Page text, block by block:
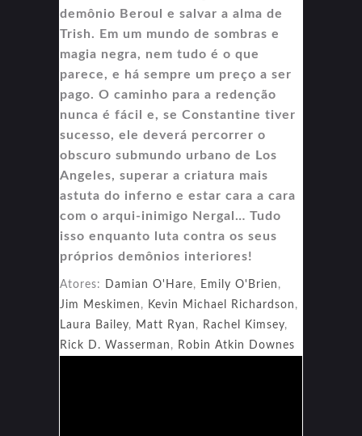
demônio Beroul e salvar a alma de
Trish. Em um mundo de sombras e
magia negra, nem tudo é o que
parece, e há sempre um preço a ser
pago. O caminho para a redenção
nunca é fácil e, se Constantine tiver
sucesso, ele deverá percorrer o
obscuro submundo urbano de Los
Angeles, superar a criatura mais
astuta do inferno e estar cara a cara
com o arqui-inimigo Nergal… Tudo
isso enquanto luta contra os seus
próprios demônios interiores!
Atores: Damian O'Hare, Emily O'Brien ,
Jim Meskimen , Kevin Michael Richardson ,
Laura Bailey, Matt Ryan , Rachel Kimsey,
Rick D. Wasserman , Robin Atkin Downes